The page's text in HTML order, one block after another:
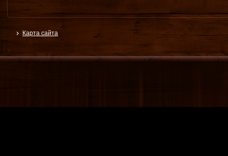
Карта сайта